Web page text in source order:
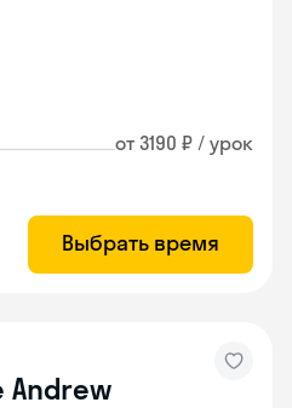
от 3190 ₽ / урок
Выбрать время
Andrew